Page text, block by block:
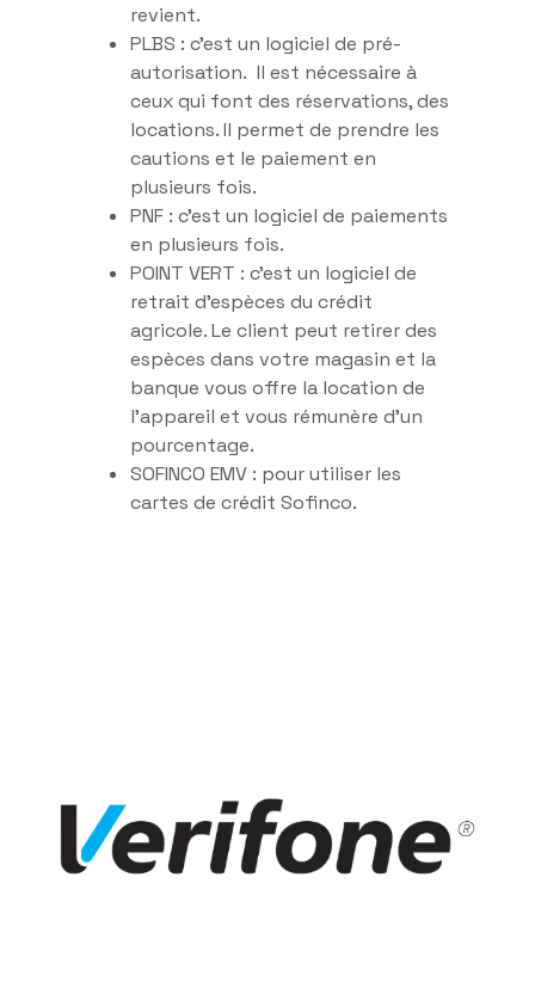
revient.
PLBS : c’est un logiciel de pré-
autorisation. Il est nécessaire à
ceux qui font des réservations, des
locations. Il permet de prendre les
cautions et le paiement en
plusieurs fois.
PNF : c’est un logiciel de paiements
en plusieurs fois.
POINT VERT : c’est un logiciel de
retrait d’espèces du crédit
agricole. Le client peut retirer des
espèces dans votre magasin et la
banque vous offre la location de
l’appareil et vous rémunère d’un
pourcentage.
SOFINCO EMV : pour utiliser les
cartes de crédit Sofinco.